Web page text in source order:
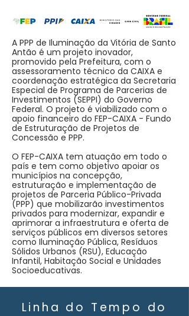
A PPP de Iluminação da Vitória de Santo
Antão é um projeto inovador,
promovido pela Prefeitura, com o
assessoramento técnico da CAIXA e
coordenação estratégica da Secretaria
Especial de Programa de Parcerias de
Investimentos (SEPPI) do Governo
Federal. O projeto é viabilizado com o
apoio financeiro do FEP-CAIXA - Fundo
de Estruturação de Projetos de
Concessão e PPP.
O FEP-CAIXA tem atuação em todo o
país e tem como objetivo apoiar os
municípios na concepção,
estruturação e implementação de
projetos de Parceria Público-Privada
(PPP) que mobilizarão investimentos
privados para modernizar, expandir e
aprimorar a infraestrutura e oferta de
serviços públicos em diversos setores
como Iluminação Pública, Resíduos
Sólidos Urbanos (RSU), Educação
Infantil, Habitação Social e Unidades
Socioeducativas.
Linha do Tempo do